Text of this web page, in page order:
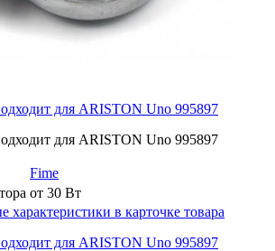
для ARISTON Uno 995897
для ARISTON Uno 995897
Fime
от 30 Вт
характеристики в карточке товара
для ARISTON Uno 995897